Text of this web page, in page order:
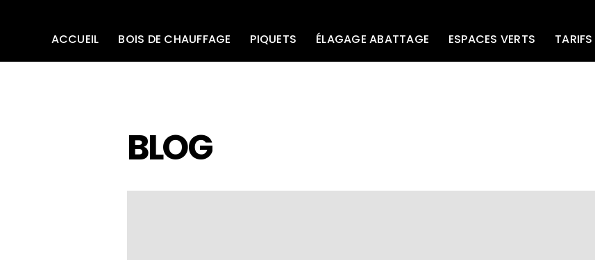
ACCUEIL BOIS DE CHAUFFAGE PIQUETS ÉLAGAGE ABATTAGE ESPACES VERTS TARIFS
BLOG